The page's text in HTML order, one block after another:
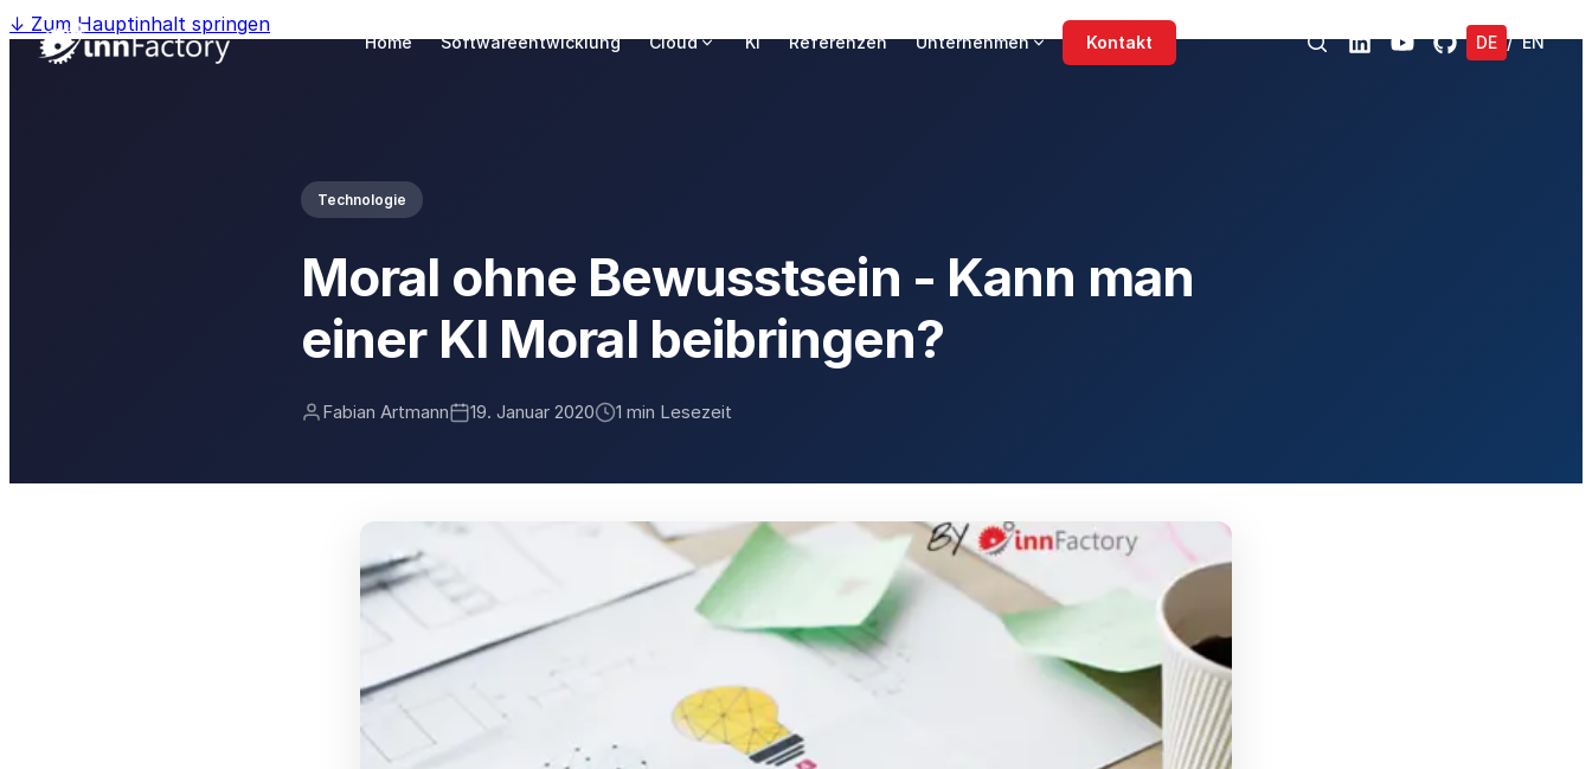
↓ Zum Hauptinhalt springen
Home Softwareentwicklung Cloud KI Referenzen Unternehmen Kontakt DE / EN
Technologie
Moral ohne Bewusstsein - Kann man
einer KI Moral beibringen?
Fabian Artmann 19. Januar 2020 1 min Lesezeit